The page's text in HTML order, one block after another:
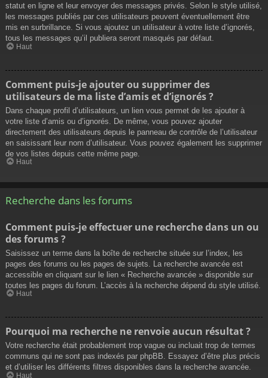
statut en ligne et leur envoyer des messages privés. Selon le style utilisé,
les messages publiés par ces utilisateurs peuvent éventuellement être
mis en surbrillance. Si vous ajoutez un utilisateur à votre liste d’ignorés,
tous les messages qu’il publiera seront masqués par défaut.
Haut
Comment puis-je ajouter ou supprimer des
utilisateurs de ma liste d’amis et d’ignorés ?
Dans chaque profil d’utilisateurs, un lien vous permet de les ajouter à
votre liste d’amis ou d’ignorés. De même, vous pouvez ajouter
directement des utilisateurs depuis le panneau de contrôle de l’utilisateur
en saisissant leur nom d’utilisateur. Vous pouvez également les supprimer
de vos listes depuis cette même page.
Haut
Recherche dans les forums
Comment puis-je effectuer une recherche dans un ou
des forums ?
Saisissez un terme dans la boîte de recherche située sur l’index, les
pages des forums ou les pages de sujets. La recherche avancée est
accessible en cliquant sur le lien « Recherche avancée » disponible sur
toutes les pages du forum. L’accès à la recherche dépend du style utilisé.
Haut
Pourquoi ma recherche ne renvoie aucun résultat ?
Votre recherche était probablement trop vague ou incluait trop de termes
communs qui ne sont pas indexés par phpBB. Essayez d’être plus précis
et d’utiliser les différents filtres disponibles dans la recherche avancée.
Haut